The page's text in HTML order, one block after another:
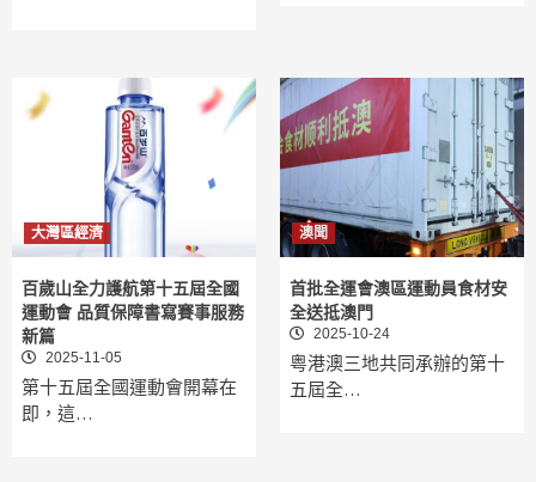
大灣區經濟
百歲山全力護航第十五屆全國
運動會 品質保障書寫賽事服務
新篇
2025-11-05
第十五屆全國運動會開幕在
即，這…
澳聞
首批全運會澳區運動員食材安
全送抵澳門
2025-10-24
粤港澳三地共同承辦的第十
五屆全…